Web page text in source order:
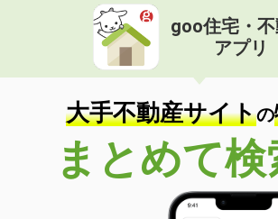
goo住宅・
アプリ
大手不動産サイトの
まとめて検